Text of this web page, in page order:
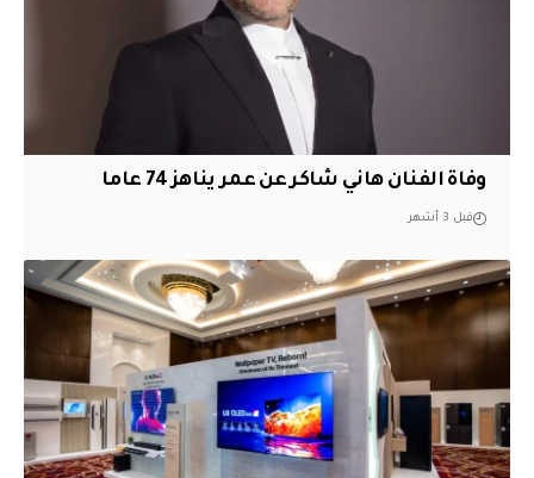
وفاة الفنان هاني شاكر عن عمر يناهز 74 عاما
قبل 3 أشهر